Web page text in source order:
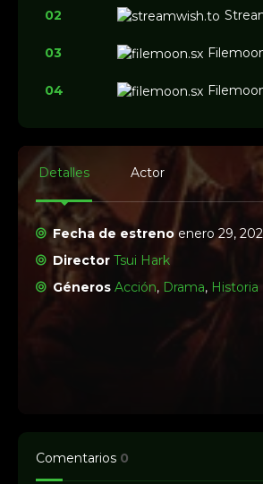
02
03
04
Detalles Actor
Fecha de estreno enero 29,
Director Tsui Hark
Géneros Acción, Drama, Historia
Comentarios 0